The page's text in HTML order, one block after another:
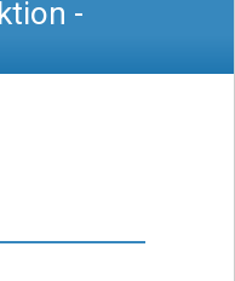
-
O-Töne,